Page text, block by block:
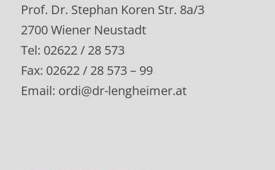
Prof. Dr. Stephan Koren Str. 8a/3
2700 Wiener Neustadt
Tel: 02622 / 28 573
Fax: 02622 / 28 573 – 99
Email: ordi@dr-lengheimer.at